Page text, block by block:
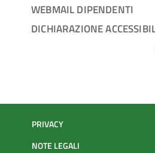
WEBMAIL DIPENDENTI
DICHIARAZIONE
PRIVACY
NOTE LEGALI